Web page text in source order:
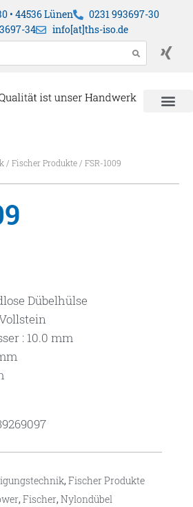
• 44536 Lünen
0231 993697-30
34
info[at]ths-iso.de
/ Fischer Produkte/ FSR-1009
Dübelhülse
: 10.0 mm
,Fischer Produkte
,Fischer,Nylondübel